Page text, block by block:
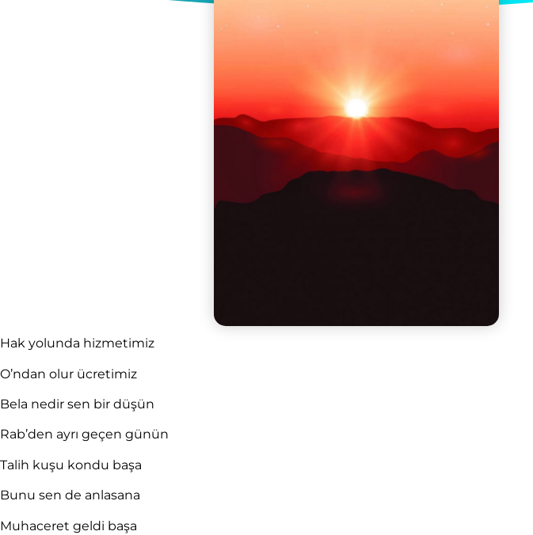
Hak yolunda hizmetimiz
O’ndan olur ücretimiz
Bela nedir sen bir düşün
Rab’den ayrı geçen günün
Talih kuşu kondu başa
Bunu sen de anlasana
Muhaceret geldi başa